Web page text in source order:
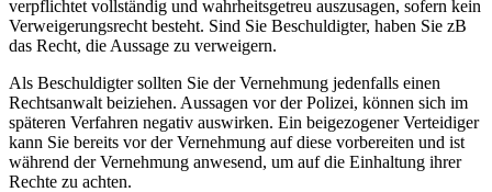
verpflichtet vollständig und wahrheitsgetreu auszusagen, sofern kein
Verweigerungsrecht besteht. Sind Sie Beschuldigter, haben Sie zB
das Recht, die Aussage zu verweigern.
Als Beschuldigter sollten Sie der Vernehmung jedenfalls einen
Rechtsanwalt beiziehen. Aussagen vor der Polizei, können sich im
späteren Verfahren negativ auswirken. Ein beigezogener Verteidiger
kann Sie bereits vor der Vernehmung auf diese vorbereiten und ist
während der Vernehmung anwesend, um auf die Einhaltung ihrer
Rechte zu achten.